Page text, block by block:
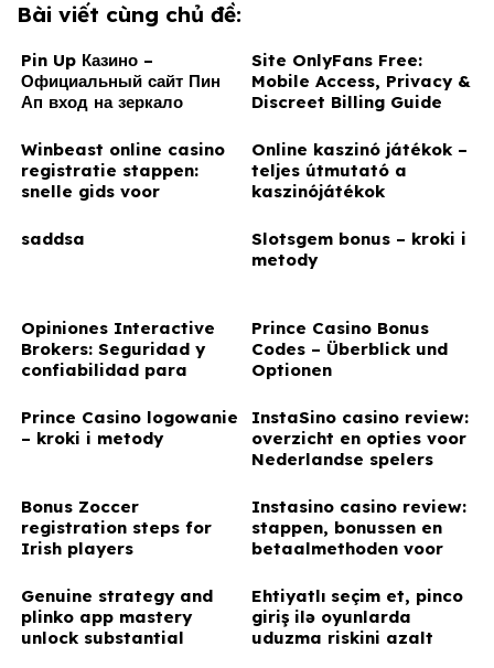
Bài viết cùng chủ đề:
Pin Up Казино –
Официальный сайт Пин
Ап вход на зеркало
Site OnlyFans Free:
Mobile Access, Privacy &
Discreet Billing Guide
Winbeast online casino
registratie stappen:
snelle gids voor
Online kaszinó játékok –
teljes útmutató a
kaszinójátékok
és funkcióihoz
saddsa
Slotsgem bonus – kroki i
metody
Opiniones Interactive
Brokers: Seguridad y
confiabilidad para
Prince Casino Bonus
Codes – Überblick und
Optionen
Prince Casino logowanie
– kroki i metody
InstaSino casino review:
overzicht en opties voor
Nederlandse spelers
Bonus Zoccer
registration steps for
Irish players
Instasino casino review:
stappen, bonussen en
betaalmethoden voor
Genuine strategy and
plinko app mastery
unlock substantial
Ehtiyatlı seçim et, pinco
giriş ilə oyunlarda
uduzma riskini azalt